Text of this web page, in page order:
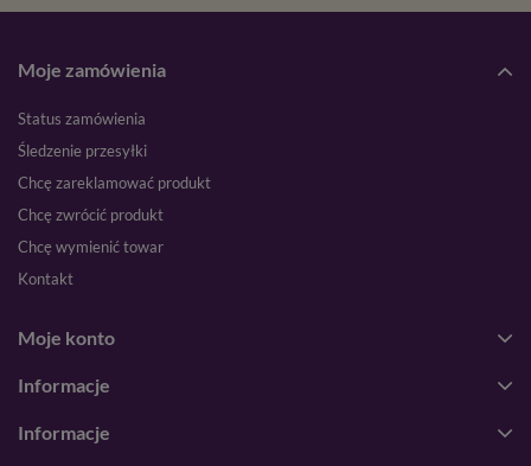
Moje zamówienia
Status zamówienia
Śledzenie przesyłki
Chcę zareklamować produkt
Chcę zwrócić produkt
Chcę wymienić towar
Kontakt
Moje konto
Informacje
Informacje